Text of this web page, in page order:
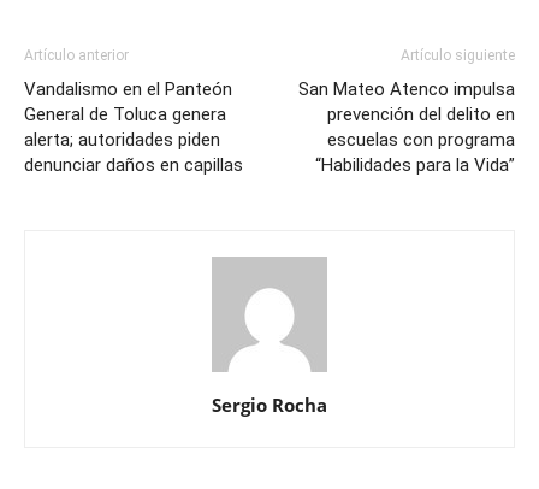
Artículo anterior
Vandalismo en el Panteón
General de Toluca genera
alerta; autoridades piden
denunciar daños en capillas
Artículo siguiente
San Mateo Atenco impulsa
prevención del delito en
escuelas con programa
“Habilidades para la Vida”
Sergio Rocha